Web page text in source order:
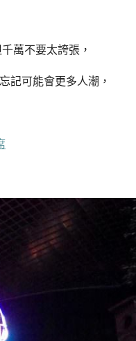
萬不要太誇張，
記可能會更多人潮，